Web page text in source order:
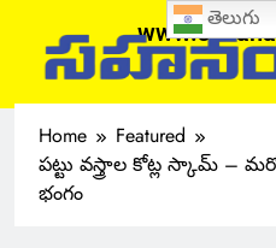
Home
Featured
పట్టు వస్త్రాల కోట్ల స్కామ్ –
భంగం
తెలుగు